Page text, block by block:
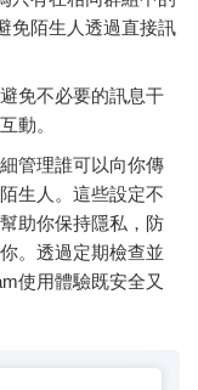
免陌生人透過直接訊
免不必要的訊息干
動。
管理誰可以向你傳
生人。這些設定不
助你保持隱私，防
。透過定期檢查並
使用體驗既安全又